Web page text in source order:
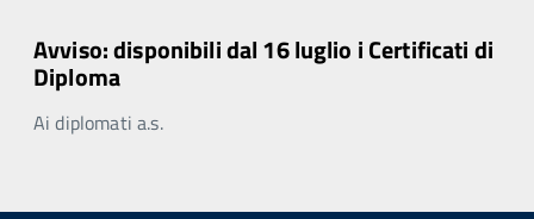
Avviso: disponibili dal 16 luglio i Certificati di
Diploma
Ai diplomati a.s.